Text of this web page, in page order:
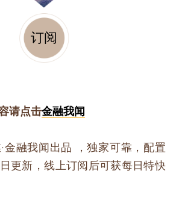
订阅
请点击金融我闻
融我闻出品 ，独家可靠，配置
更新，线上订阅后可获每日特快